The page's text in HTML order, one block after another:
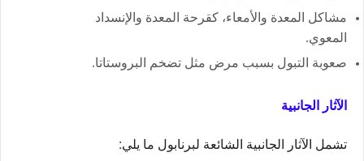
مشاكل المعدة والأمعاء، كقرحة المعدة والإنسداد
المعوي.
صعوبة التبول بسبب مرض مثل تضخم البروستاتا.
الآثار الجانبية
تشمل الآثار الجانبية الشائعة لبرنابول ما يلي: